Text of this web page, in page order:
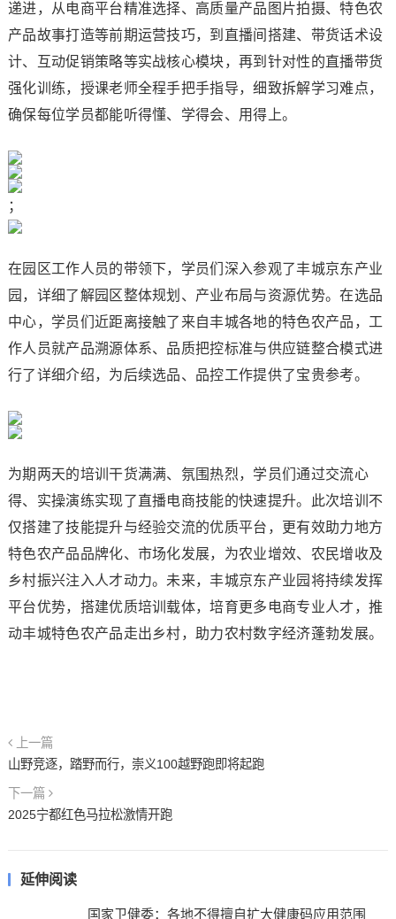
递进，从电商平台精准选择、高质量产品图片拍摄、特色农
产品故事打造等前期运营技巧，到直播间搭建、带货话术设
计、互动促销策略等实战核心模块，再到针对性的直播带货
强化训练，授课老师全程手把手指导，细致拆解学习难点，
确保每位学员都能听得懂、学得会、用得上。
；
在园区工作人员的带领下，学员们深入参观了丰城京东产业
园，详细了解园区整体规划、产业布局与资源优势。在选品
中心，学员们近距离接触了来自丰城各地的特色农产品，工
作人员就产品溯源体系、品质把控标准与供应链整合模式进
行了详细介绍，为后续选品、品控工作提供了宝贵参考。
为期两天的培训干货满满、氛围热烈，学员们通过交流心
得、实操演练实现了直播电商技能的快速提升。此次培训不
仅搭建了技能提升与经验交流的优质平台，更有效助力地方
特色农产品品牌化、市场化发展，为农业增效、农民增收及
乡村振兴注入人才动力。未来，丰城京东产业园将持续发挥
平台优势，搭建优质培训载体，培育更多电商专业人才，推
动丰城特色农产品走出乡村，助力农村数字经济蓬勃发展。
上一篇
山野竞逐，踏野而行，崇义100越野跑即将起跑
下一篇
2025宁都红色马拉松激情开跑
延伸阅读
国家卫健委：各地不得擅自扩大健康码应用范围